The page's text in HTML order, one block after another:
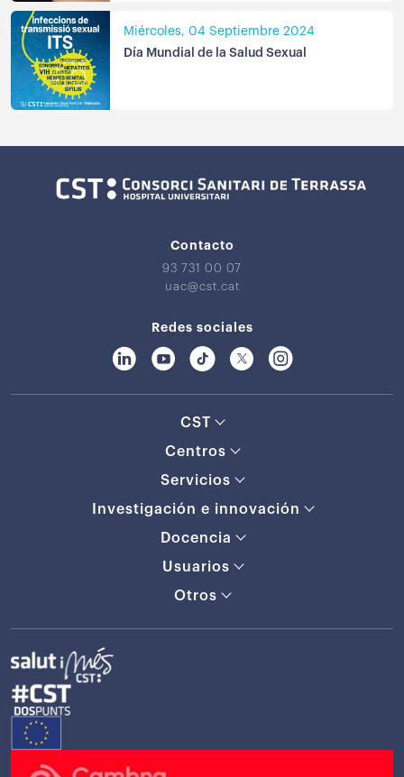
Miércoles, 04 Septiembre 2024
Día Mundial de la Salud Sexual
Contacto
93 731 00 07
uac@cst.cat
Redes sociales
CST
Centros
Servicios
Investigación e innovación
Docencia
Usuarios
Otros